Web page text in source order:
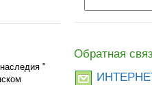
"
Обратная